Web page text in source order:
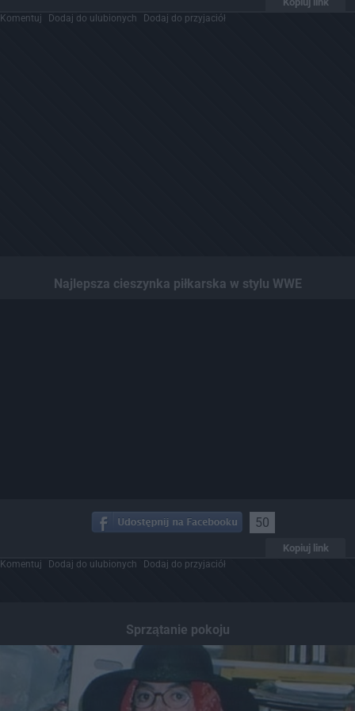
Komentuj Dodaj do ulubionych Dodaj do przyjaciół
Najlepsza cieszynka piłkarska w stylu WWE
50
Kopiuj link
Komentuj Dodaj do ulubionych Dodaj do przyjaciół
Sprzątanie pokoju